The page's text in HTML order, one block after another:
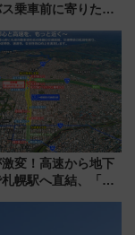
乗車前に寄りたい
ミナグルメ」6選【新
変！高速から地下
札幌駅へ直結、「創